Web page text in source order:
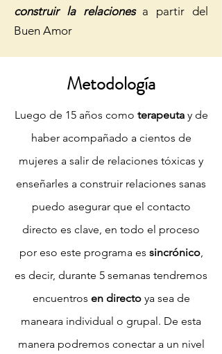
construir la relacionesa partir del
Buen Amor
Metodología
Luego de 15 años como terapeutay de
haber acompañado a cientos de
mujeres a salir de relaciones tóxicas y
enseñarles a construir relaciones sanas
puedo asegurar que el contacto
directo es clave, en todo el proceso
por eso este programa es sincrónico,
es decir, durante 5 semanas tendremos
encuentros en directoya sea de
maneara individual o grupal. De esta
manera podremos conectar a un nivel